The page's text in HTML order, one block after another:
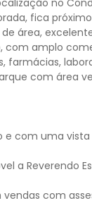
no
fica
área,
com amplo
farmácias,
com área
e com uma vista
a Reverendo
com